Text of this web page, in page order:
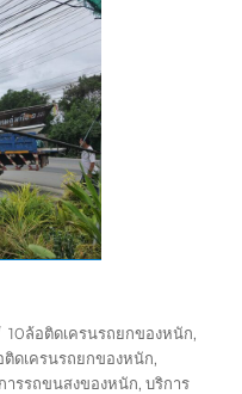
ป้าย
กำกับ
10ล้อติดเครนรถยกของหนัก,
ติดเครนรถยกของหนัก,
ารรถขนสงของหนัก,บริการ